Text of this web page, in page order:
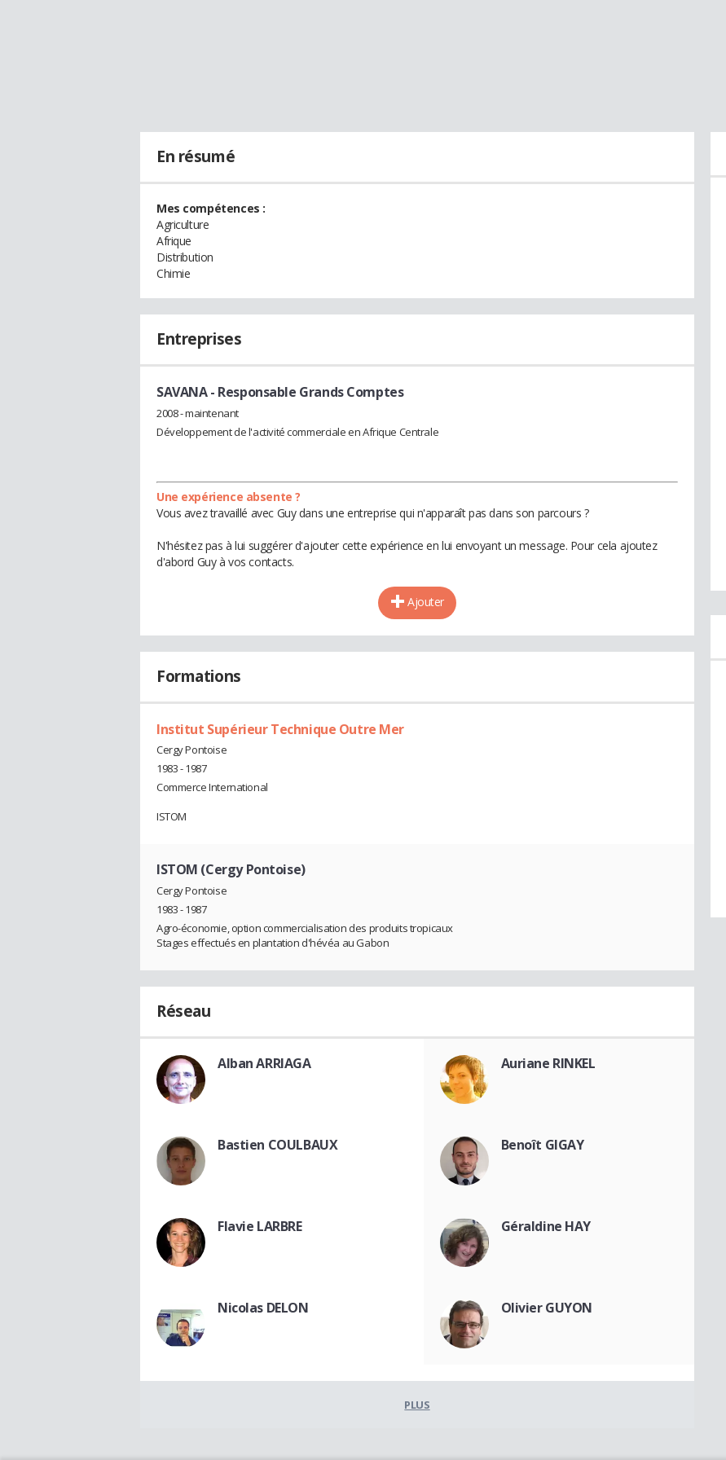
En résumé
Mes compétences :
Agriculture
Afrique
Distribution
Chimie
Entreprises
SAVANA- Responsable Grands Comptes
2008 - maintenant
Développement de l'activité commerciale en Afrique Centrale
Une expérience absente ?
Vous avez travaillé avec Guy dans une entreprise qui n'apparaît pas dans son parcours ?
N'hésitez pas à lui suggérer d'ajouter cette expérience en lui envoyant un message. Pour cela ajoutez
d'abord Guy à vos contacts.
Ajouter
Formations
Institut Supérieur Technique Outre Mer
Cergy Pontoise
1983 - 1987
Commerce International
ISTOM
ISTOM (Cergy Pontoise)
Cergy Pontoise
1983 - 1987
Agro-économie, option commercialisation des produits tropicaux
Stages effectués en plantation d'hévéa au Gabon
Réseau
Alban ARRIAGA Auriane RINKEL
Bastien COULBAUX Benoît GIGAY
Flavie LARBRE Géraldine HAY
Nicolas DELON Olivier GUYON
PLUS